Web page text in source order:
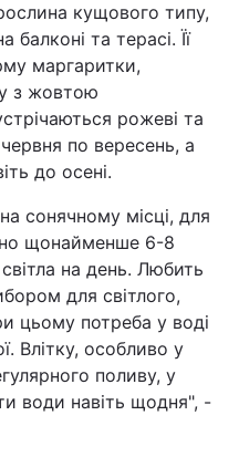
кущового типу,
та терасі. Її
маргаритки,
з жовтою
рожеві та
по вересень, а
до осені.
сонячному місці, для
щонайменше 6-8
на день. Любить
для світлого,
цьому потреба у воді
Влітку, особливо у
поливу, у
води навіть щодня", -